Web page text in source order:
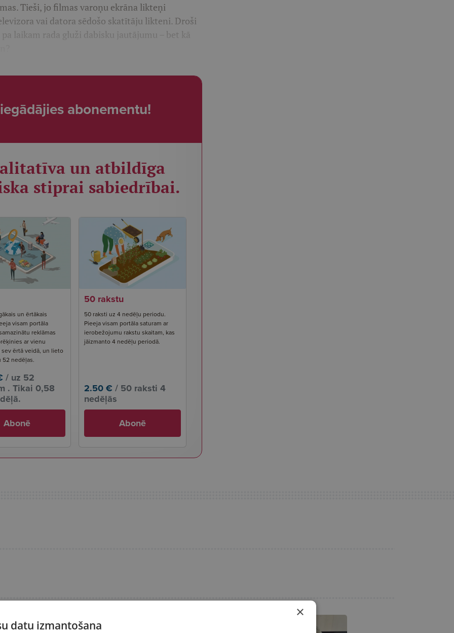
Tieši, jo filmas varoņu ekrāna likteņi
vai datora sēdošo skatītāju likteni. Droši
laikam rada gluži dabisku jautājumu – bet kā
abonementu!
un atbildīga
stiprai sabiedrībai.
un ērtākais
visam portāla
reklāmas
ar vienu
sev ērtā veidā, un lieto
52 nedēļas.
/ uz 52
. Tikai 0,58
Abonē
50 rakstu
50 raksti uz 4 nedēļu periodu.
Pieeja visam portāla saturam ar
ierobežojumu rakstu skaitam, kas
jāizmanto 4 nedēļu periodā.
2.50 € / 50 raksti 4
nedēļās
Abonē
×
datu izmantošana